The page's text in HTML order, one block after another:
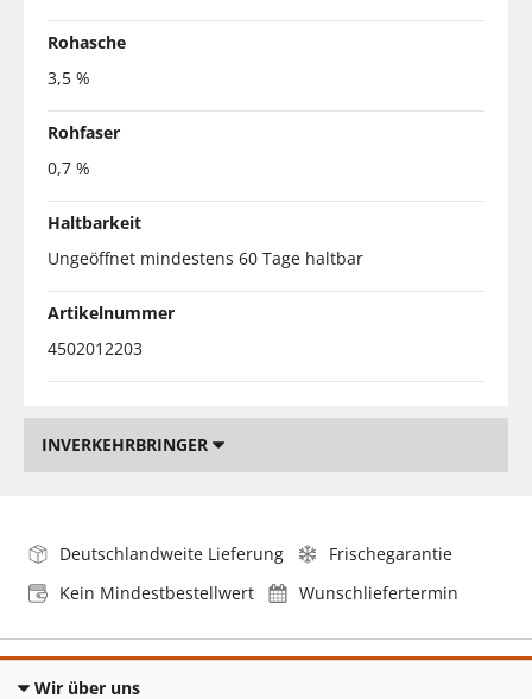
Rohasche
3,5 %
Rohfaser
0,7 %
Haltbarkeit
Ungeöffnet mindestens 60 Tage haltbar
Artikelnummer
4502012203
INVERKEHRBRINGER
Deutschlandweite Lieferung
Frischegarantie
Kein Mindestbestellwert
Wunschliefertermin
Wir über uns